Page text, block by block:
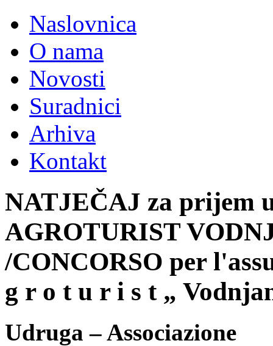
Naslovnica
O nama
Novosti
Suradnici
Arhiva
Kontakt
NATJEČAJ za prijem
AGROTURIST
/CONCORSO per
g r o t u r i s t „
Udruga – Associazione